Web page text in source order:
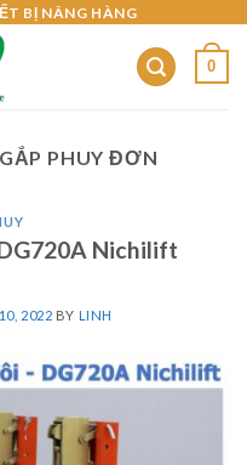
BỊ NÂNG HÀNG
0
PHUY ĐƠN
Nichilift
2022 BY LINH